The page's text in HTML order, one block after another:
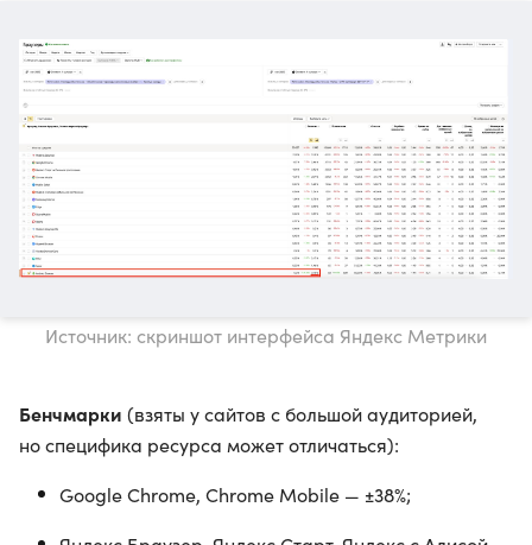
Источник: скриншот интерфейса Яндекс Метрики
Бенчмарки (взяты у сайтов с большой аудиторией,
но специфика ресурса может отличаться):
Google Chrome, Chrome Mobile — ±38%;